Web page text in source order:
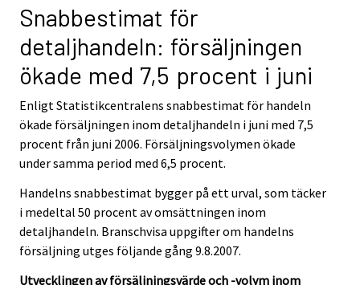
Snabbestimat för
detaljhandeln: försäljningen
ökade med 7,5 procent i juni
Enligt Statistikcentralens snabbestimat för handeln
ökade försäljningen inom detaljhandeln i juni med 7,5
procent från juni 2006. Försäljningsvolymen ökade
under samma period med 6,5 procent.
Handelns snabbestimat bygger på ett urval, som täcker
i medeltal 50 procent av omsättningen inom
detaljhandeln. Branschvisa uppgifter om handelns
försäljning utges följande gång 9.8.2007.
Utvecklingen av försäljningsvärde och -volym inom